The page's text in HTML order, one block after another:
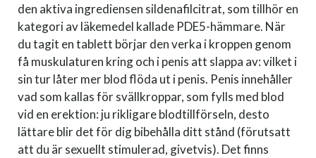
den aktiva ingrediensen sildenafilcitrat, som tillhör en
kategori av läkemedel kallade PDE5-hämmare. När
du tagit en tablett börjar den verka i kroppen genom
få muskulaturen kring och i penis att slappa av: vilket i
sin tur låter mer blod flöda ut i penis. Penis innehåller
vad som kallas för svällkroppar, som fylls med blod
vid en erektion: ju rikligare blodtillförseln, desto
lättare blir det för dig bibehålla ditt stånd (förutsatt
att du är sexuellt stimulerad, givetvis). Det finns